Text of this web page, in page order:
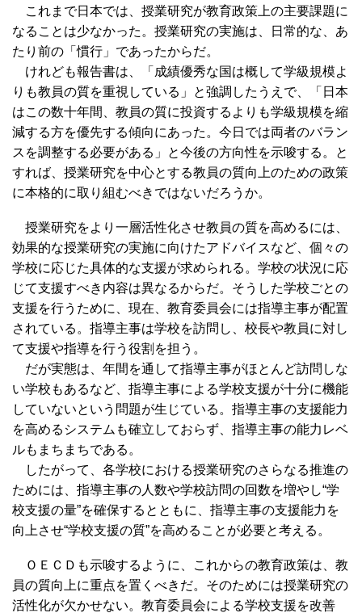
これまで日本では、授業研究が教育政策上の主要課題に
なることは少なかった。授業研究の実施は、日常的な、あ
たり前の「慣行」であったからだ。
けれども報告書は、「成績優秀な国は概して学級規模よ
りも教員の質を重視している」と強調したうえで、「日本
はこの数十年間、教員の質に投資するよりも学級規模を縮
減する方を優先する傾向にあった。今日では両者のバラン
スを調整する必要がある」と今後の方向性を示唆する。と
すれば、授業研究を中心とする教員の質向上のための政策
に本格的に取り組むべきではないだろうか。
授業研究をより一層活性化させ教員の質を高めるには、
効果的な授業研究の実施に向けたアドバイスなど、個々の
学校に応じた具体的な支援が求められる。学校の状況に応
じて支援すべき内容は異なるからだ。そうした学校ごとの
支援を行うために、現在、教育委員会には指導主事が配置
されている。指導主事は学校を訪問し、校長や教員に対し
て支援や指導を行う役割を担う。
だが実態は、年間を通して指導主事がほとんど訪問しな
い学校もあるなど、指導主事による学校支援が十分に機能
していないという問題が生じている。指導主事の支援能力
を高めるシステムも確立しておらず、指導主事の能力レベ
ルもまちまちである。
したがって、各学校における授業研究のさらなる推進の
ためには、指導主事の人数や学校訪問の回数を増やし“学
校支援の量”を確保するとともに、指導主事の支援能力を
向上させ“学校支援の質”を高めることが必要と考える。
ＯＥＣＤも示唆するように、これからの教育政策は、教
員の質向上に重点を置くべきだ。そのためには授業研究の
活性化が欠かせない。教育委員会による学校支援を改善